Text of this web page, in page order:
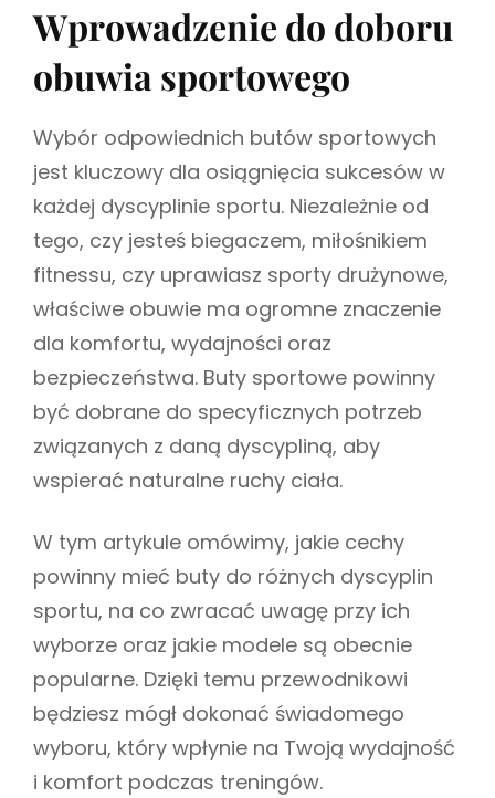
E
G
R
E
i
i
s
Wprowadzenie do doboru
obuwia sportowego
Wybór odpowiednich butów sportowych
jest kluczowy dla osiągnięcia sukcesów w
każdej dyscyplinie sportu. Niezależnie od
tego, czy jesteś biegaczem, miłośnikiem
fitnessu, czy uprawiasz sporty drużynowe,
właściwe obuwie ma ogromne znaczenie
dla komfortu, wydajności oraz
bezpieczeństwa. Buty sportowe powinny
być dobrane do specyficznych potrzeb
związanych z daną dyscypliną, aby
wspierać naturalne ruchy ciała.
W tym artykule omówimy, jakie cechy
powinny mieć buty do różnych dyscyplin
sportu, na co zwracać uwagę przy ich
wyborze oraz jakie modele są obecnie
popularne. Dzięki temu przewodnikowi
będziesz mógł dokonać świadomego
wyboru, który wpłynie na Twoją wydajność
i komfort podczas treningów.